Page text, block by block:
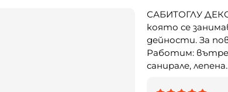
САБИТОГЛУ
която се
дейности. За
Работим:
санирале,